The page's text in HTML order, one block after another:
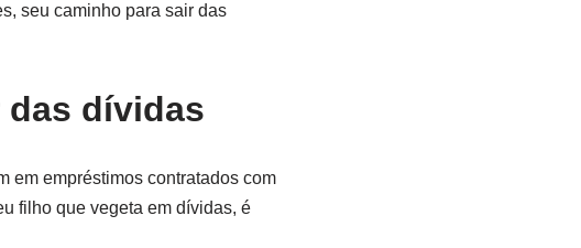
seu caminho para sair das
das dívidas
em empréstimos contratados com
filho que vegeta em dívidas, é